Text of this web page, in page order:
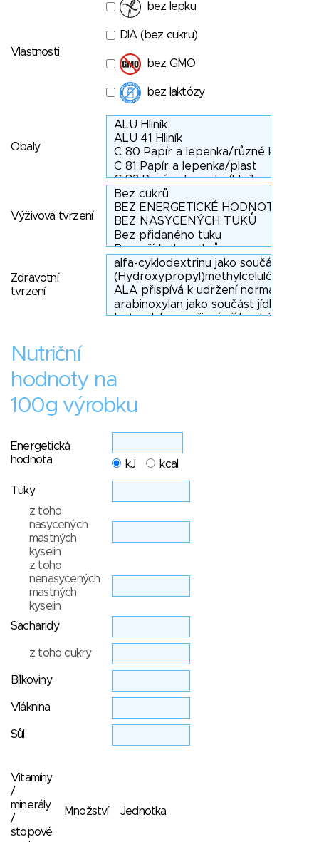
Vlastnosti
bez lepku
DIA (bez cukru)
bez GMO
bez laktózy
Obaly
Výživová tvrzení
Zdravotní
tvrzení
Nutriční
hodnoty na
100g výrobku
Energetická
hodnota
kJ kcal
Tuky
z toho
nasycených
mastných
kyselin
z toho
nenasycených
mastných
kyselin
Sacharidy
z toho cukry
Bílkoviny
Vláknina
Sůl
Vitamíny
/
minerály
/
stopové
Množství Jednotka